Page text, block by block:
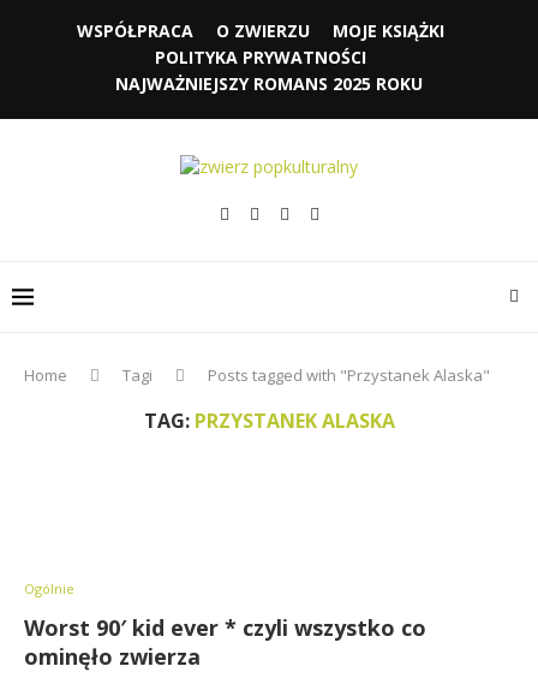
WSPÓŁPRACA O ZWIERZU
MOJE KSIĄŻKI
POLITYKA PRYWATNOŚCI
NAJWAŻNIEJSZY ROMANS 2025 ROKU
Home Tagi Posts tagged with "Przystanek Alaska"
TAG: PRZYSTANEK ALASKA
Ogólnie
Worst 90′ kid ever * czyli wszystko co
ominęło zwierza